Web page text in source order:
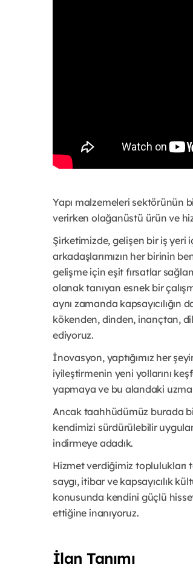
Yapı malzemeleri sektörünün
verirken olağanüstü ürün ve
Şirketimizde, gelişen bir iş yeri
arkadaşlarımızın her birinin
gelişme için eşit fırsatlar
olanak tanıyan esnek bir
aynı zamanda
kökenden, dinden, inançtan,
ediyoruz.
İnovasyon, yaptığımız her
iyileştirmenin yeni yollarını
yapmaya ve bu alandaki
Ancak taahhüdümüz burada
kendimizi sürdürülebilir
indirmeye adadık.
Hizmet verdiğimiz
saygı, itibar ve kapsayıcılık
konusunda kendini güçlü
ettiğine inanıyoruz.
İlan Tanımı